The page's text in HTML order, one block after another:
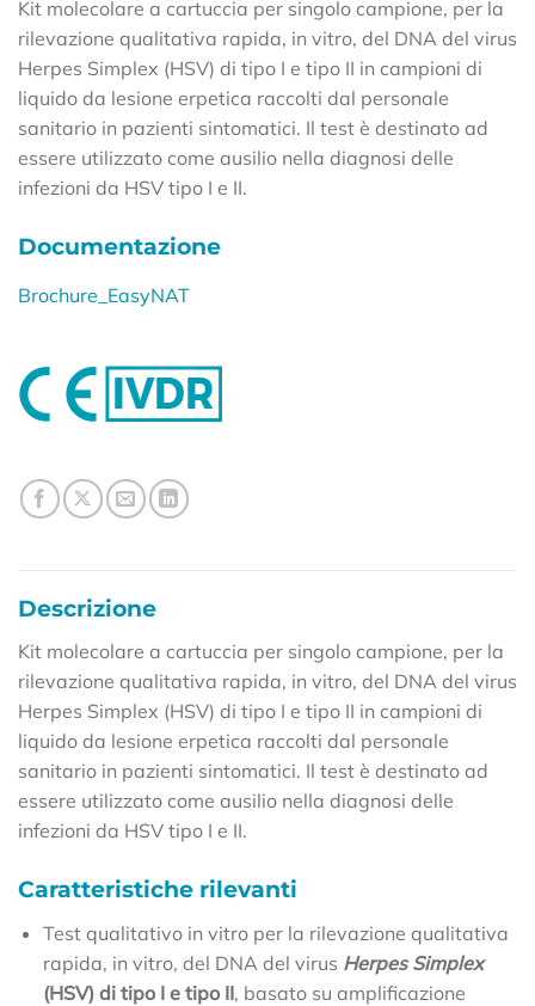
Kit molecolare a cartuccia per singolo campione, per la
rilevazione qualitativa rapida, in vitro, del DNA del virus
Herpes Simplex (HSV) di tipo I e tipo II in campioni di
liquido da lesione erpetica raccolti dal personale
sanitario in pazienti sintomatici. Il test è destinato ad
essere utilizzato come ausilio nella diagnosi delle
infezioni da HSV tipo I e II.
Documentazione
Brochure_EasyNAT
Descrizione
Kit molecolare a cartuccia per singolo campione, per la
rilevazione qualitativa rapida, in vitro, del DNA del virus
Herpes Simplex (HSV) di tipo I e tipo II in campioni di
liquido da lesione erpetica raccolti dal personale
sanitario in pazienti sintomatici. Il test è destinato ad
essere utilizzato come ausilio nella diagnosi delle
infezioni da HSV tipo I e II.
Caratteristiche rilevanti
Test qualitativo in vitro per la rilevazione qualitativa
rapida, in vitro, del DNA del virus Herpes Simplex
(HSV) di tipo I e tipo II, basato su amplificazione